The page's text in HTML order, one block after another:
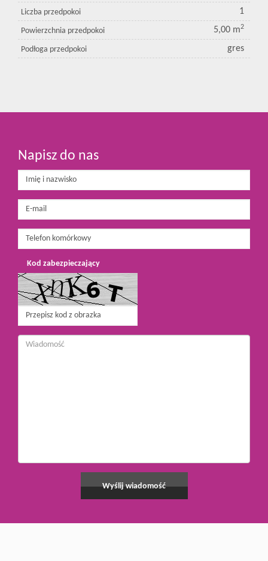
Liczba przedpokoi 1
Powierzchnia przedpokoi 5,00 m2
Podłoga przedpokoi gres
Napisz do nas
Kod zabezpieczający